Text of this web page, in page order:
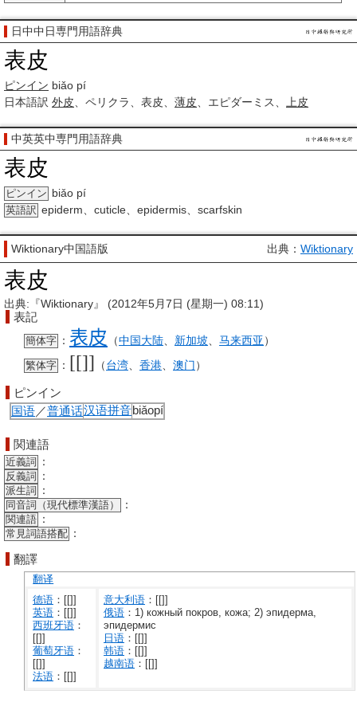
日中中日専門用語辞典
表皮
ピンイン biǎo pí
日本語訳 外皮 、ペリクラ、表皮、 薄皮 、エピダーミス、 上皮
中英英中専門用語辞典
表皮
ピンイン biǎo pí
英語訳 epiderm、cuticle、epidermis、scarfskin
Wiktionary中国語版 出典： Wiktionary
表皮
出典:『Wiktionary』 (2012年5月7日 (星期一) 08:11)
表記
簡体字 ： 表皮 （中国大陆 新加坡 马来西亚）
繁体字 ： [[]] （台湾 香港 澳门）
ピンイン
国语／普通话汉语拼音biǎopí
関連語
近義詞 ：
反義詞 ：
派生詞 ：
同音詞（現代標準漢語） ：
関連語 ：
常見詞語搭配 ：
翻譯
翻译
德语 ：[[]]
英语 ：[[]]
西班牙语 ：
[[]]
葡萄牙语 ：
[[]]
法语 ：[[]]
意大利语 ：[[]]
俄语 ：1) кожный покров, кожа; 2) эпидерма,
эпидермис
日语 ：[[]]
韩语 ：[[]]
越南语 ：[[]]